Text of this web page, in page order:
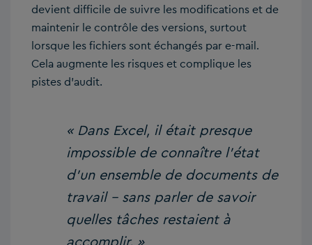
devient difficile de suivre les modifications et de
maintenir le contrôle des versions, surtout
lorsque les fichiers sont échangés par e-mail.
Cela augmente les risques et complique les
pistes d’audit.
« Dans Excel, il était presque
impossible de connaître l’état
d’un ensemble de documents de
travail – sans parler de savoir
quelles tâches restaient à